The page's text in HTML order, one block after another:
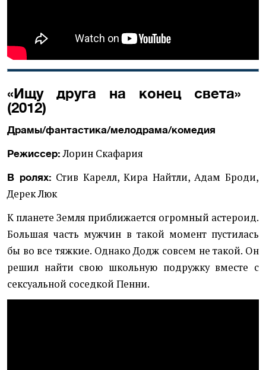
«Ищу друга на конец света»
(2012)
Драмы/фантастика/мелодрама/комедия
Режиссер: Лорин Скафария
В ролях: Стив Карелл, Кира Найтли, Адам Броди,
Дерек Люк
К планете Земля приближается огромный астероид.
Большая часть мужчин в такой момент пустилась
бы во все тяжкие. Однако Додж совсем не такой. Он
решил найти свою школьную подружку вместе с
сексуальной соседкой Пенни.